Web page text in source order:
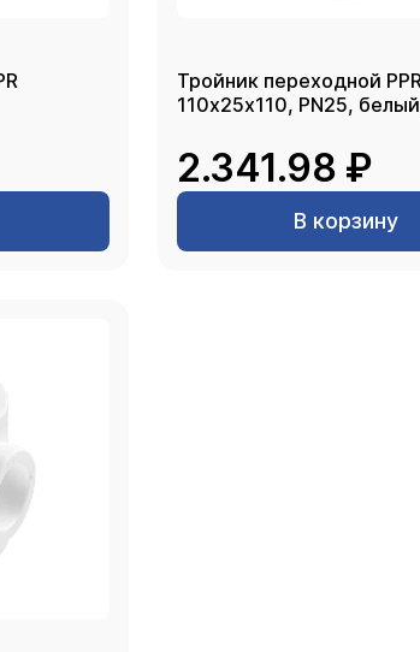
Тройник переходной
110х25х110, PN25,
2.341.98 ₽
В корзину